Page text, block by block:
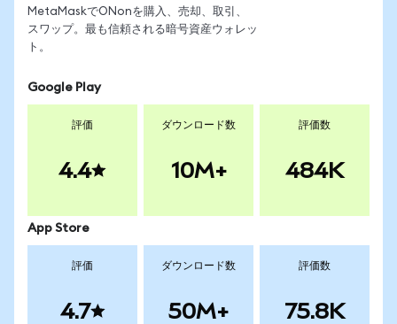
MetaMaskでONonを購入、売却、取引、
スワップ。最も信頼される暗号資産ウォレッ
ト。
Google Play
評価
4.4
ダウンロード数
10M+
評価数
484K
App Store
評価
4.7
ダウンロード数
50M+
評価数
75.8K